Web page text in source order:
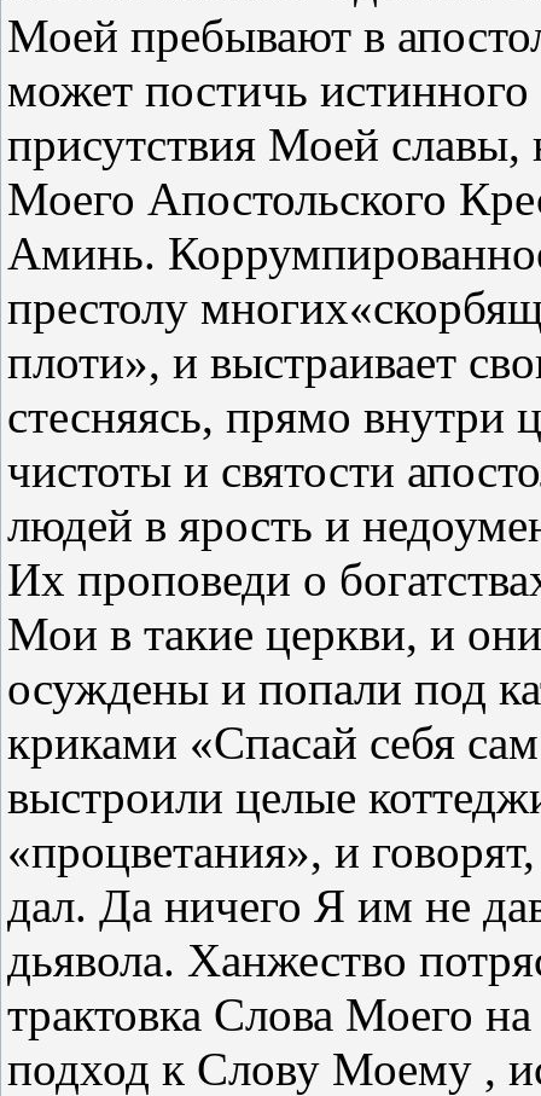
Моей пребывают в
может постичь истинного
присутствия Моей славы,
Моего Апостольского
Аминь.
престолу
плоти», и выстраивает
стесняясь, прямо внутри
чистоты и святости
людей в ярость и
Их проповеди о
Мои в такие церкви, и
осуждены и попали под
криками «Спасай себя
выстроили целые
«процветания», и
дал. Да ничего Я им не
дьявола. Ханжество
трактовка Слова Моего
подход к Слову Моему ,